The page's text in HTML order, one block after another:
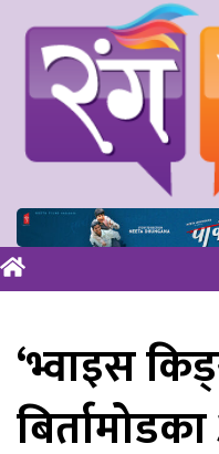
‘भ्वाइस